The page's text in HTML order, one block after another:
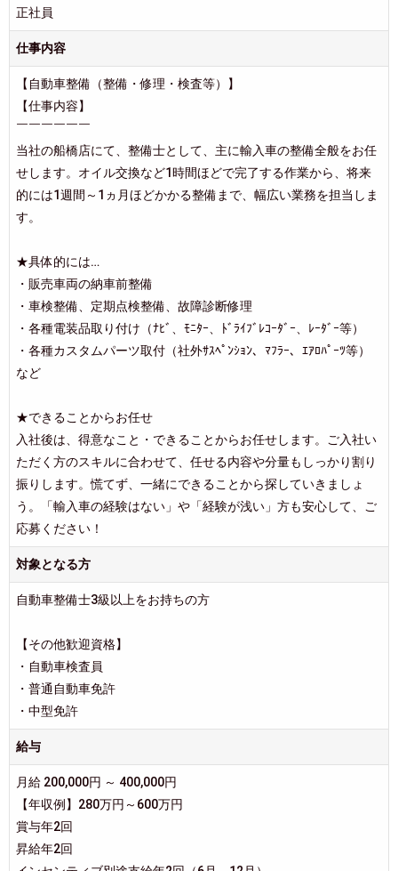
正社員
仕事内容
【自動車整備（整備・修理・検査等）】
【仕事内容】
￣￣￣￣￣￣
当社の船橋店にて、整備士として、主に輸入車の整備全般をお任
せします。オイル交換など1時間ほどで完了する作業から、将来
的には1週間～1ヵ月ほどかかる整備まで、幅広い業務を担当しま
す。
★具体的には…
・販売車両の納車前整備
・車検整備、定期点検整備、故障診断修理
・各種電装品取り付け（ﾅﾋﾞ、ﾓﾆﾀｰ、ﾄﾞﾗｲﾌﾞﾚｺｰﾀﾞｰ、ﾚｰﾀﾞｰ等）
・各種カスタムパーツ取付（社外ｻｽﾍﾟﾝｼｮﾝ、ﾏﾌﾗｰ、ｴｱﾛﾊﾟｰﾂ等）
など
★できることからお任せ
入社後は、得意なこと・できることからお任せします。ご入社い
ただく方のスキルに合わせて、任せる内容や分量もしっかり割り
振りします。慌てず、一緒にできることから探していきましょ
う。「輸入車の経験はない」や「経験が浅い」方も安心して、ご
応募ください！
対象となる方
自動車整備士3級以上をお持ちの方
【その他歓迎資格】
・自動車検査員
・普通自動車免許
・中型免許
給与
月給 200,000円 ～ 400,000円
【年収例】280万円～600万円
賞与年2回
昇給年2回